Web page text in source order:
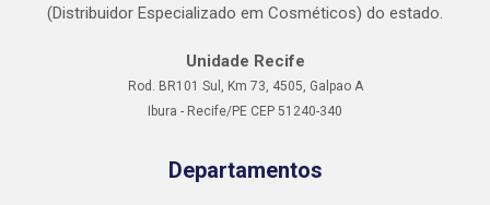
(Distribuidor Especializado em Cosméticos) do estado.
Unidade Recife
Rod. BR101 Sul, Km 73, 4505, Galpao A
Ibura - Recife/PE CEP 51240-340
Departamentos